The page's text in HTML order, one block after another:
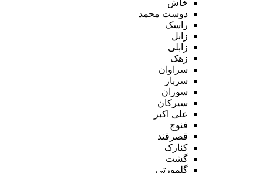
خاش
دوست محمد
راسک
زابل
زابلی
زهک
سراوان
سرباز
سوران
سیرکان
علی اکبر
فنوج
قصرقند
کنارک
گشت
گلمورتی